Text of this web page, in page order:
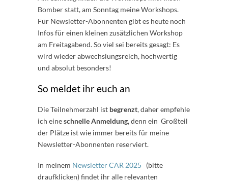
Bomber statt, am Sonntag meine Workshops.
Für Newsletter-Abonnenten gibt es heute noch
Infos für einen kleinen zusätzlichen Workshop
am Freitagabend. So viel sei bereits gesagt: Es
wird wieder abwechslungsreich, hochwertig
und absolut besonders!
So meldet ihr euch an
Die Teilnehmerzahl ist begrenzt, daher empfehle
ich eineschnelle Anmeldung,denn ein Großteil
der Plätze ist wie immer bereits für meine
Newsletter-Abonnenten reserviert.
In meinem Newsletter CAR 2025
(bitte
draufklicken) findet ihr alle relevanten